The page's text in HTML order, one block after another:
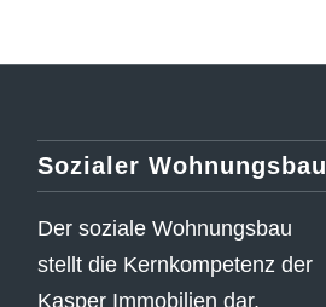
Sozialer Wohnungsbau
Der soziale Wohnungsbau
stellt die Kernkompetenz der
Kasper Immobilien dar.